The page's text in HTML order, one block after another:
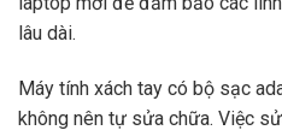
lâu dài.
Máy tính xách tay có bộ sạc
không nên tự sửa chữa. Việc